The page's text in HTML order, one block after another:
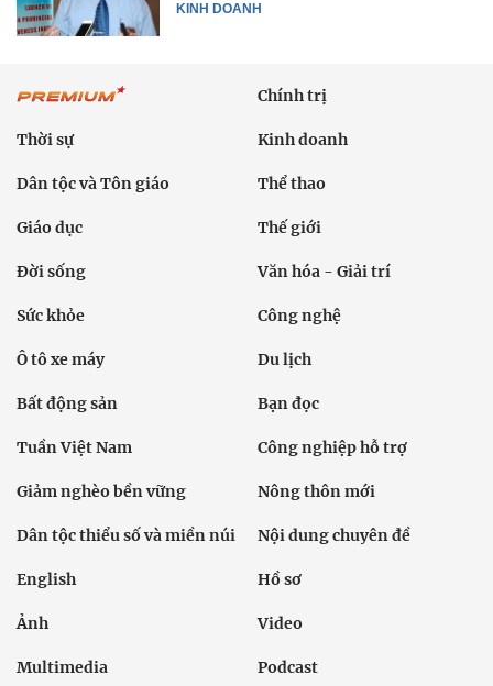
KINH DOANH
Chính trị
Thời sự Kinh doanh
Dân tộc và Tôn giáo Thể thao
Giáo dục Thế giới
Đời sống Văn hóa - Giải trí
Sức khỏe Công nghệ
Ô tô xe máy Du lịch
Bất động sản Bạn đọc
Tuần Việt Nam Công nghiệp hỗ trợ
Giảm nghèo bền vững Nông thôn mới
Dân tộc thiểu số và miền núi Nội dung chuyên đề
English Hồ sơ
Ảnh Video
Multimedia Podcast